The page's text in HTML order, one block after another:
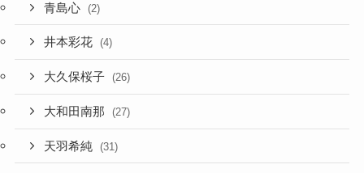
青島心 (2)
井本彩花 (4)
大久保桜子 (26)
大和田南那 (27)
天羽希純 (31)